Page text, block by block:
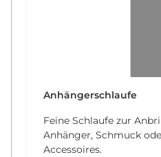
Anhängerschlaufe
Feine Schlaufe zur
Anhänger, Schmuck
Accessoires.